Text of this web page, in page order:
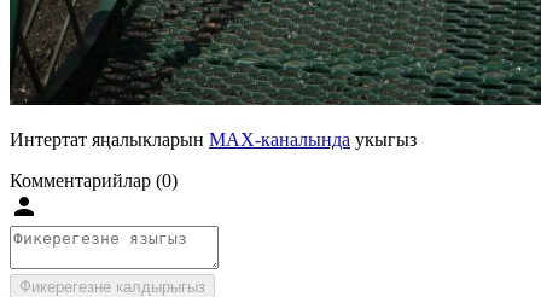
Интертат яңалыкларын MAX-каналында укыгыз
Комментарийлар (0)
Фикерегезне калдырыгыз